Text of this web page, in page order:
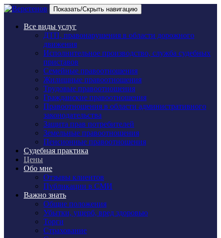
Показать/Скрыть навигацию
Все виды услуг
ДТП, правонарушения в области дорожного
движения
Исполнительное производство, служба судебных
приставов
Семейные правоотношения
Жилищные правоотношения
Трудовые правоотношения
Гражданские правоотношения
Правоотношения в области административного
законодательства
Защита прав потребителей
Земельные правоотношения
Пенсионные правоотношения
Судебная практика
Цены
Обо мне
Отзывы клиентов
Публикации в СМИ
Важно знать
Общие положения
Убытки, ущерб, вред здоровью
Торги
Страхование